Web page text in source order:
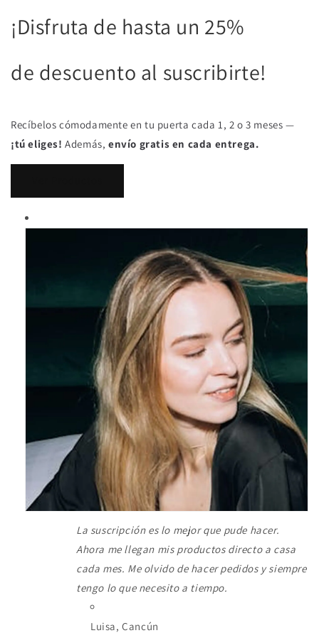
¡Disfruta de hasta un 25%
de descuento al suscribirte!
Recíbelos cómodamente en tu puerta cada 1, 2 o 3 meses —
¡tú eliges!Además,envío gratis en cada entrega.
La suscripción es lo mejor que pude hacer.
Ahora me llegan mis productos directo a casa
cada mes. Me olvido de hacer pedidos y siempre
tengo lo que necesito a tiempo.
Luisa, Cancún